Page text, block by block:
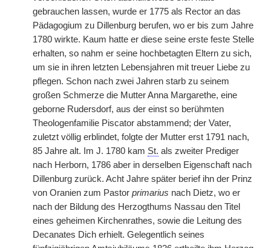
gebrauchen lassen, wurde er 1775 als Rector an das
Pädagogium zu Dillenburg berufen, wo er bis zum Jahre
1780 wirkte. Kaum hatte er diese seine erste feste Stelle
erhalten, so nahm er seine hochbetagten Eltern zu sich,
um sie in ihren letzten Lebensjahren mit treuer Liebe zu
pflegen. Schon nach zwei Jahren starb zu seinem
großen Schmerze die Mutter Anna Margarethe, eine
geborne Rudersdorf, aus der einst so berühmten
Theologenfamilie Piscator abstammend; der Vater,
zuletzt völlig erblindet, folgte der Mutter erst 1791 nach,
85 Jahre alt. Im J. 1780 kam St. als zweiter Prediger
nach Herborn, 1786 aber in derselben Eigenschaft nach
Dillenburg zurück. Acht Jahre später berief ihn der Prinz
von Oranien zum Pastor primarius nach Dietz, wo er
nach der Bildung des Herzogthums Nassau den Titel
eines geheimen Kirchenrathes, sowie die Leitung des
Decanates Dich erhielt. Gelegentlich seines